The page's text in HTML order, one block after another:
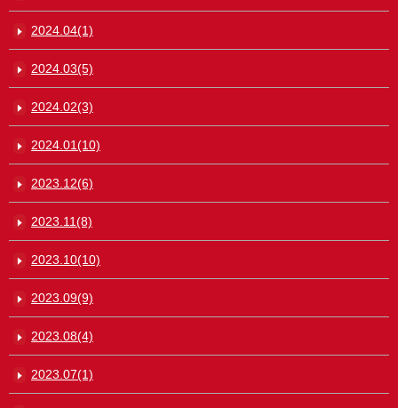
2024.04(1)
2024.03(5)
2024.02(3)
2024.01(10)
2023.12(6)
2023.11(8)
2023.10(10)
2023.09(9)
2023.08(4)
2023.07(1)